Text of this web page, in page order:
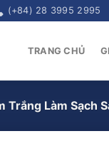
(+84) 28 3995 2995
TRANG CHỦ
Trắng Làm Sạch